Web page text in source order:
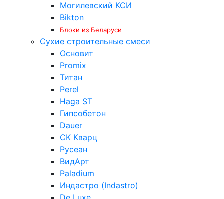
Могилевский КСИ
Bikton
Блоки из Беларуси
Сухие строительные смеси
Основит
Promix
Титан
Perel
Haga ST
Гипсобетон
Dauer
СК Кварц
Русеан
ВидАрт
Paladium
Индастро (Indastro)